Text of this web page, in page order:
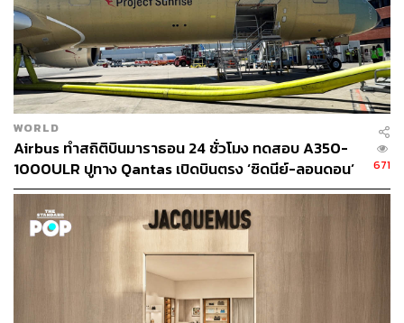
“ทำไมยังไม่เลิกใบ Fit-to-Fly เสียทีครับ เมื่อไรจะเข้าใจว่าเป็น
ใบที่ไม่มีประโยชน์เพราะไม่ได้บอกว่าคุณติดโควิด-19 หรือ
ไม่ แล้วก็ต้องกลับไปกักตัวอยู่แล้ว ทำไมถึงต้องหาภาระเพิ่ม
เติมให้ประชาชนโดยไม่จำเป็นด้วยครับ” คือหนึ่งความคิดเห็น
บนหน้าเพจเฟซบุ๊กของสถานทูต
ตั้งแต่เกิดการห้ามเที่ยวบินของสายการบินพาณิชย์เดินทาง
เข้าประเทศไทยในช่วงเดือนเมษายน เริ่มมีการจัดเที่ยวบินพา
คนไทยในสหราชอาณาจักรและไอร์แลนด์กลับประเทศมา
เป็นระยะ โดยแต่เดิมสถานเอกอัครราชทูตไทย ณ กรุง
ลอนดอน ใช้ระบบการลงทะเบียนผ่านแอปพลิเคชัน Google
Forms ซึ่งทางสถานทูตระบุว่า การได้กลับประเทศจะเรียง
ลำดับตามลำดับการลงทะเบียน แต่ขอให้ผู้ลงทะเบียน
พิจารณาความจำเป็นเร่งด่วนของตนก่อนตัดสินใจลงทะเบียน
WORLD
Airbus ทำสถิติบินมาราธอน 24 ชั่วโมง ทดสอบ A350-
1000ULR ปูทาง Qantas เปิดบินตรง ‘ซิดนีย์-ลอนดอน’
ปี 2027
671